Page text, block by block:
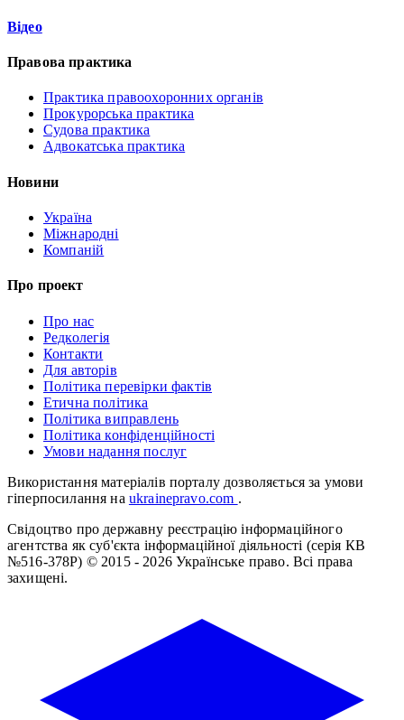
Відео
Правова практика
Практика правоохоронних органів
Прокурорська практика
Судова практика
Адвокатська практика
Новини
Україна
Міжнародні
Компаній
Про проект
Про нас
Редколегія
Контакти
Для авторів
Політика перевірки фактів
Етична політика
Політика виправлень
Політика конфіденційності
Умови надання послуг
Використання матеріалів порталу дозволяється за умови
гіперпосилання на ukrainepravo.com .
Свідоцтво про державну реєстрацію інформаційного
агентства як суб'єкта інформаційної діяльності (серія КВ
№516-378Р) © 2015 - 2026 Українське право. Всі права
захищені.